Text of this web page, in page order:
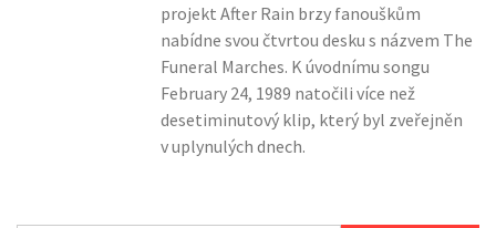
projekt After Rain brzy fanouškům
nabídne svou čtvrtou desku s názvem The
Funeral Marches. K úvodnímu songu
February 24, 1989 natočili více než
desetiminutový klip, který byl zveřejněn
v uplynulých dnech.